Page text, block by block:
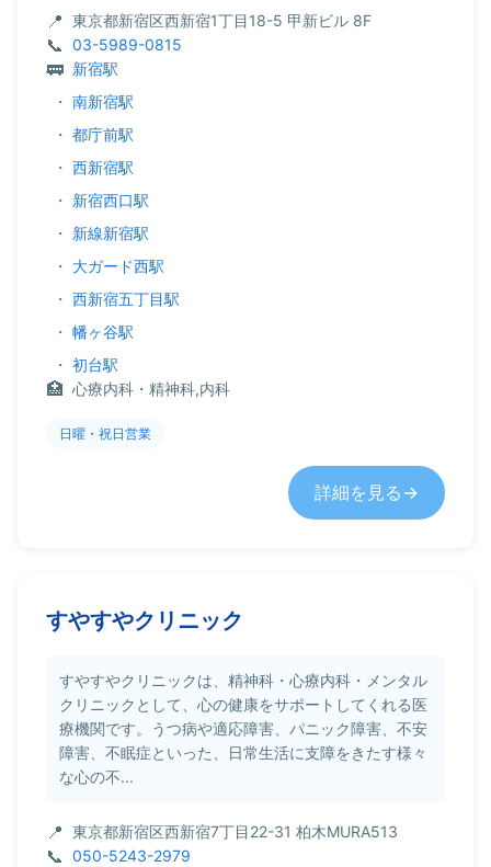
東京都新宿区西新宿1丁目18-5 甲新ビル 8F
03-5989-0815
新宿駅
・ 南新宿駅
・ 都庁前駅
・ 西新宿駅
・ 新宿西口駅
・ 新線新宿駅
・ 大ガード西駅
・ 西新宿五丁目駅
・ 幡ヶ谷駅
・ 初台駅
心療内科・精神科,内科
日曜・祝日営業
詳細を見る
すやすやクリニック
すやすやクリニックは、精神科・心療内科・メンタル
クリニックとして、心の健康をサポートしてくれる医
療機関です。うつ病や適応障害、パニック障害、不安
障害、不眠症といった、日常生活に支障をきたす様々
な心の不...
東京都新宿区西新宿7丁目22-31 柏木MURA513
050-5243-2979